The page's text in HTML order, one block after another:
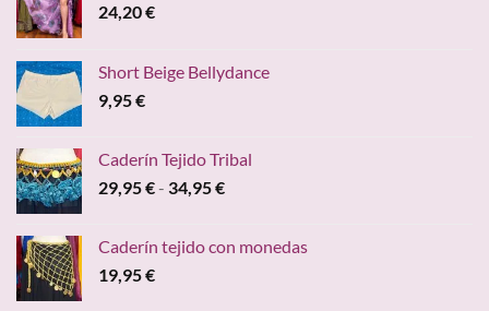
24,20€
Short Beige Bellydance
9,95€
Caderín Tejido Tribal
29,95€- 34,95€Rango
desde
Caderín tejido con monedas
19,95€